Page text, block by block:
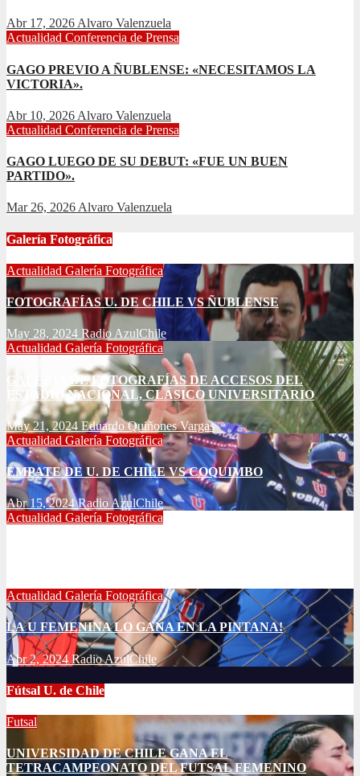
Abr 17, 2026 Alvaro Valenzuela
Actualidad Conferencia de Prensa
GAGO PREVIO A ÑUBLENSE: «NECESITAMOS LA
VICTORIA».
Abr 10, 2026 Alvaro Valenzuela
Actualidad Conferencia de Prensa
GAGO LUEGO DE SU DEBUT: «FUE UN BUEN
PARTIDO».
Mar 26, 2026 Alvaro Valenzuela
Galería Fotográfica
Actualidad Galería Fotográfica
FOTOGRAFÍAS U. DE CHILE VS ÑUBLENSE
May 28, 2024 Radio AzulChile
Actualidad Galería Fotográfica
GALERÍA DE FOTOGRAFÍAS DE ACCESOS DEL
ESTADIO NACIONAL, CLÁSICO UNIVERSITARIO
May 21, 2024 Eduardo Quiñones Vargas
Actualidad Galería Fotográfica
EMPATE DE U. DE CHILE VS COQUIMBO
Abr 15, 2024Radio AzulChile
Actualidad Galería Fotográfica
Actualidad Galería Fotográfica
LA U FEMENINA LO GANA EN LA PINTANA!
Abr 2, 2024Radio AzulChile
Fútsal U. de Chile
Futsal
UNIVERSIDAD DE CHILE GANA EL
TETRACAMPEONATO DEL FUTSAL FEMENINO